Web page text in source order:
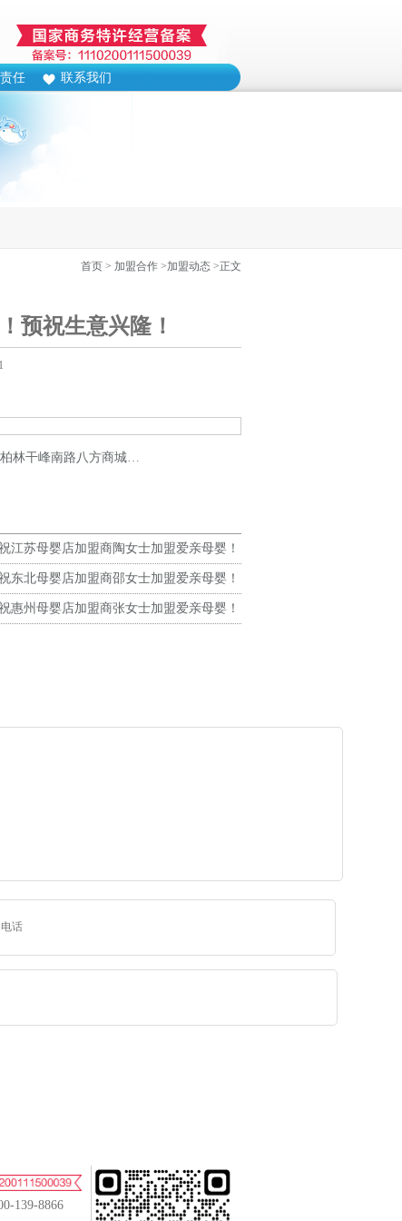
任 联系我们
首页 > 加盟合作 >加盟动态 >正文
预祝生意兴隆！
商城新店盛大开业！预祝生意兴隆！
江苏母婴店加盟商陶女士加盟爱亲母婴！
兴隆！
东北母婴店加盟商邵女士加盟爱亲母婴！
兴隆！
惠州母婴店加盟商张女士加盟爱亲母婴！
139-8866